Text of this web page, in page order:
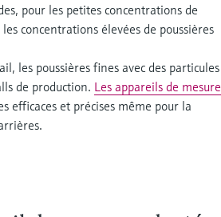
pour les petites concentrations de
concentrations élevées de poussières
les poussières fines avec des particules
de production. Les appareils de mesure
efficaces et précises même pour la